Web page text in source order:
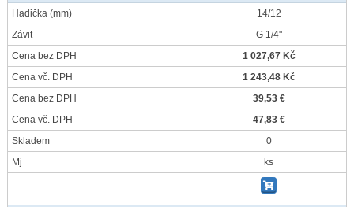
Hadička (mm)
14/12
Závit
G 1/4"
Cena bez DPH
1 027,67 Kč
Cena vč. DPH
1 243,48 Kč
Cena bez DPH
39,53 €
Cena vč. DPH
47,83 €
Skladem
0
Mj
ks